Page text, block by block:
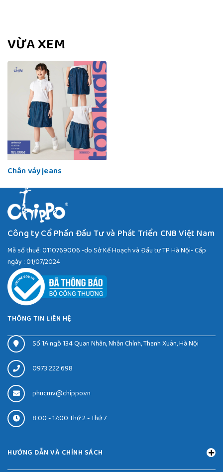
VỪA XEM
Chân váy jeans
Công ty Cổ Phần Đầu Tư và Phát Triển CNB Việt Nam
Mã số thuế: 0110769006 -do Sở Kế Hoạch và Đầu tư TP Hà Nội- Cấp
ngày : 01/07/2024
THÔNG TIN LIÊN HỆ
Số 1A ngõ 134 Quan Nhân, Nhân Chính, Thanh Xuân, Hà Nội
0973 222 698
phucmv@chippo.vn
8:00 - 17:00 Thứ 2 - Thứ 7
HƯỚNG DẪN VÀ CHÍNH SÁCH